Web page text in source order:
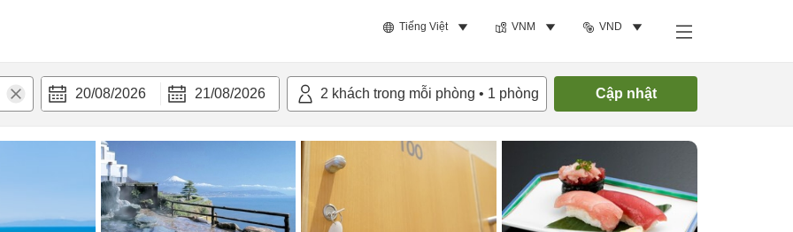
Tiếng Việt VNM VND
20/08/2026 21/08/2026 2 khách trong mỗi phòng • 1 phòng Cập nhật
nghi Tìm phòng trống